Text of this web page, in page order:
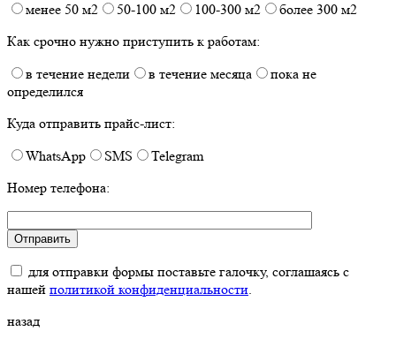
менее 50 м2
50-100 м2 100-300 м2
более 300 м2
Как срочно нужно приступить к работам:
в течение недели
в течение месяца
пока не
определился
Куда отправить прайс-лист:
WhatsApp
SMS
Telegram
Номер телефона:
для отправки формы поставьте галочку, соглашаясь с
нашей политикой конфиденциальности.
назад